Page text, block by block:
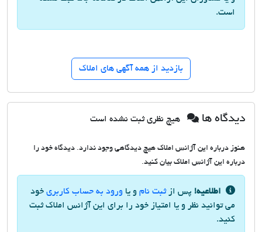
است.
بازدید از همه آگهی های املاک
دیدگاه ها هیچ نظری ثبت نشده است
هنوز درباره این آژانس املاک هیچ دیدگاهی وجود ندارد. دیدگاه خود را
درباره این آژانس املاک بیان کنید.
اطلاعیه! پس ازثبت نام و یا ورود به حساب کاربری خود
می توانید نظر و یا امتیاز خود را برای این آژانس املاک ثبت
کنید.